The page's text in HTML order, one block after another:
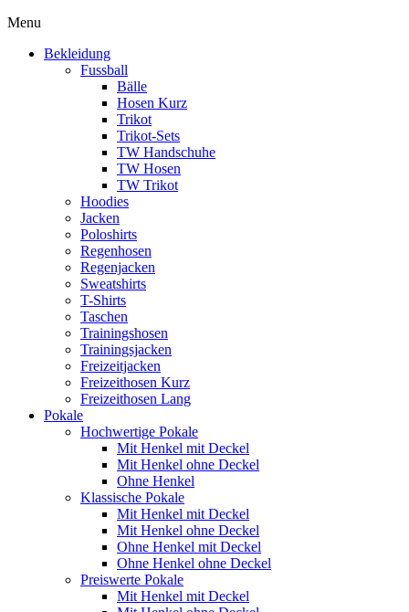
Menu
Bekleidung
Fussball
Bälle
Hosen Kurz
Trikot
Trikot-Sets
TW Handschuhe
TW Hosen
TW Trikot
Hoodies
Jacken
Poloshirts
Regenhosen
Regenjacken
Sweatshirts
T-Shirts
Taschen
Trainingshosen
Trainingsjacken
Freizeitjacken
Freizeithosen Kurz
Freizeithosen Lang
Pokale
Hochwertige Pokale
Mit Henkel mit Deckel
Mit Henkel ohne Deckel
Ohne Henkel
Klassische Pokale
Mit Henkel mit Deckel
Mit Henkel ohne Deckel
Ohne Henkel mit Deckel
Ohne Henkel ohne Deckel
Preiswerte Pokale
Mit Henkel mit Deckel